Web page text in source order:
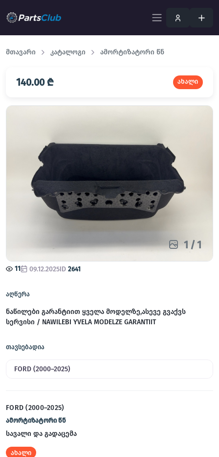
მთავარი კატალოგი ამორტიზატორი წნ
140.00 ₾ ახალი
1 /1
11 09.12.2025ID 2641
აღწერა
ნაწილები გარანტიით ყველა მოდელზე,ასევე გვაქვს
სერვისი / NAWILEBI YVELA MODELZE GARANTIIT
თავსებადია
FORD (2000–2025)
FORD (2000–2025)
ამორტიზატორი წნ
სავალი და გადაცემა
ახალი